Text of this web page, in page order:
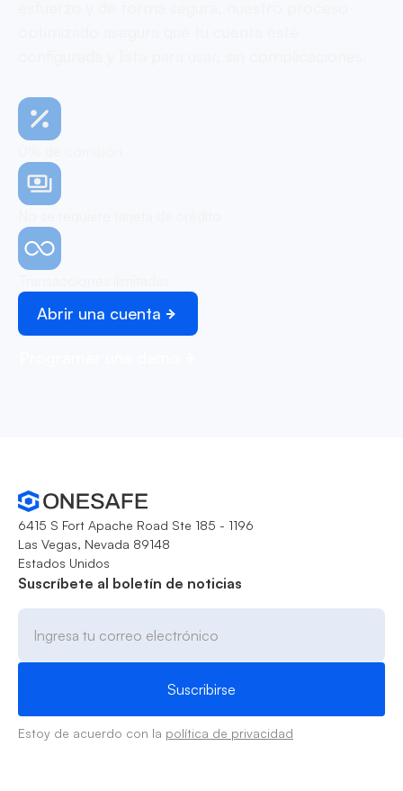
Abrir una cuenta
6415 S Fort Apache Road Ste 185 - 1196
Las Vegas, Nevada 89148
Estados Unidos
Suscríbete al boletín de noticias
Estoy de acuerdo con la política de privacidad